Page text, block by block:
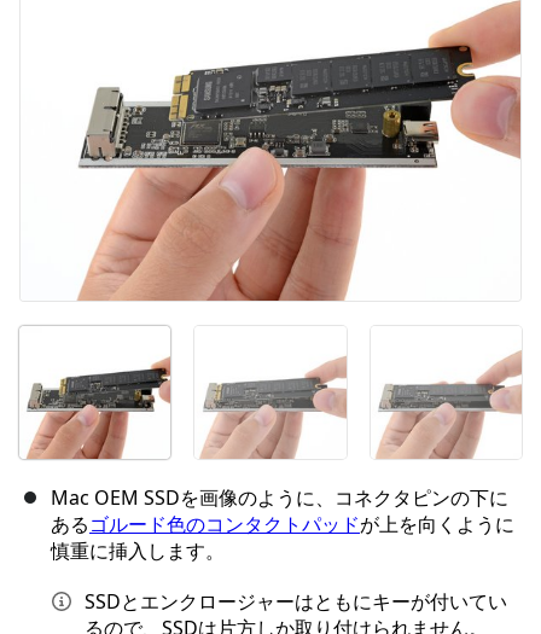
キャンセル コメントを投稿
Mac OEM SSDを画像のように、コネクタピンの下に
あるゴルード色のコンタクトパッドが上を向くように
慎重に挿入します。
SSDとエンクロージャーはともにキーが付いてい
るので、SSDは片方しか取り付けられません。